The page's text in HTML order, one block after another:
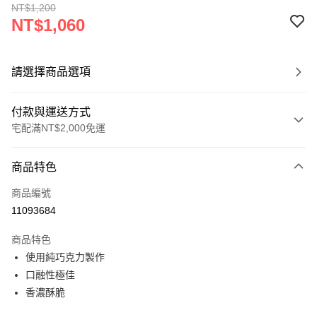
NT$1,200
NT$1,060
請選擇商品選項
付款與運送方式
宅配滿NT$2,000免運
信用卡一次付款
LINE Pay
街口支付
悠遊付
商品特色
商品編號
11093684
商品特色
使用純巧克力製作
口融性極佳
香濃酥脆